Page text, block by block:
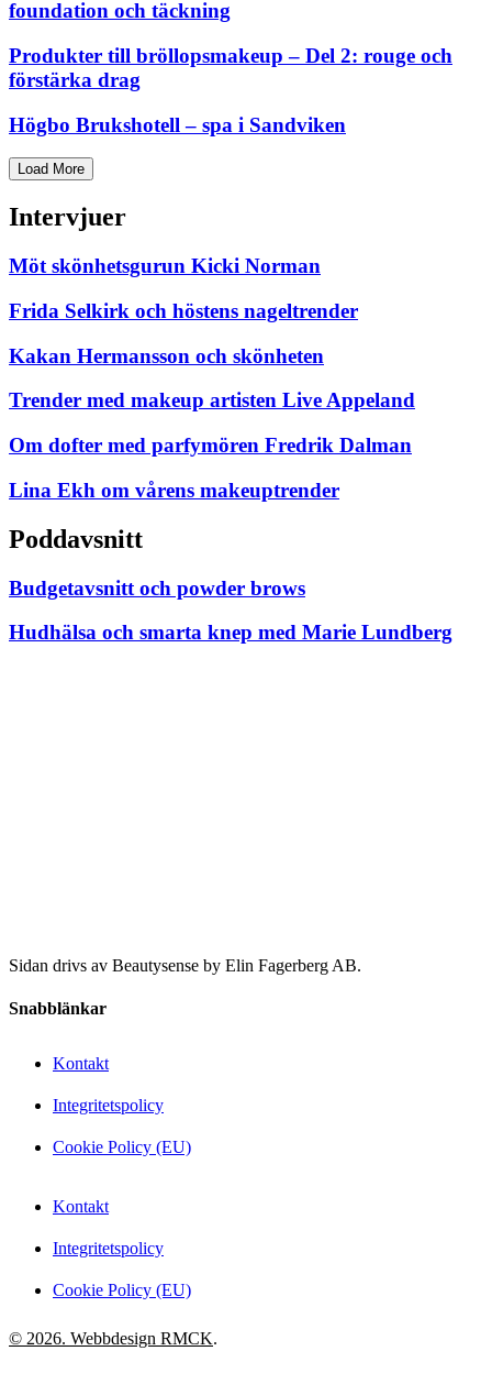
foundation och täckning
Produkter till bröllopsmakeup – Del 2: rouge och
förstärka drag
Högbo Brukshotell – spa i Sandviken
Load More
Intervjuer
Möt skönhetsgurun Kicki Norman
Frida Selkirk och höstens nageltrender
Kakan Hermansson och skönheten
Trender med makeup artisten Live Appeland
Om dofter med parfymören Fredrik Dalman
Lina Ekh om vårens makeuptrender
Poddavsnitt
Budgetavsnitt och powder brows
Hudhälsa och smarta knep med Marie Lundberg
Sidan drivs av Beautysense by Elin Fagerberg AB.
Snabblänkar
Kontakt
Integritetspolicy
Cookie Policy (EU)
Kontakt
Integritetspolicy
Cookie Policy (EU)
© 2026. Webbdesign RMCK.